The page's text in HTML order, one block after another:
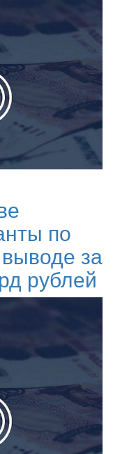
по
за
рублей